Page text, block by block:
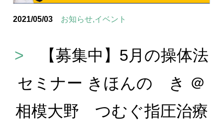
2021/05/03 お知らせ,イベント
>
【募集中】5月の操体法
セミナー きほんの き ＠
相模大野 つむぐ指圧治療